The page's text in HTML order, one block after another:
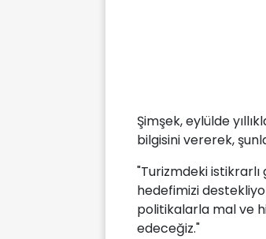
Şimşek, eylülde
bilgisini vererek,
"Turizmdeki
hedefimizi
politikalarla mal ve
edeceğiz."